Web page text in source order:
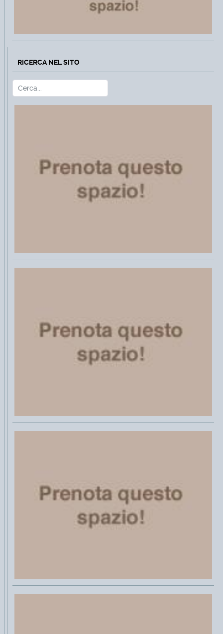
RICERCA NEL SITO
Cerca Type 2 or more characters for